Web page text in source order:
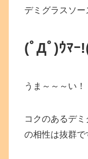
デミグラスソー
(ﾟДﾟ)ｳﾏｰ!
うま～～～い！
コクのあるデ
の相性は抜群で